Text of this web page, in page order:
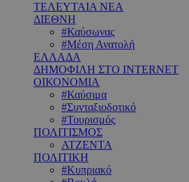
ΤΕΛΕΥΤΑΙΑ ΝΕΑ
ΔΙΕΘΝΗ
#Καύσωνας
#Μέση Ανατολή
ΕΛΛΑΔΑ
ΔΗΜΟΦΙΛΗ ΣΤΟ INTERNET
ΟΙΚΟΝΟΜΙΑ
#Καύσιμα
#Συνταξιοδοτικό
#Τουρισμός
ΠΟΛΙΤΙΣΜΟΣ
ΑΤΖΕΝΤΑ
ΠΟΛΙΤΙΚΗ
#Κυπριακό